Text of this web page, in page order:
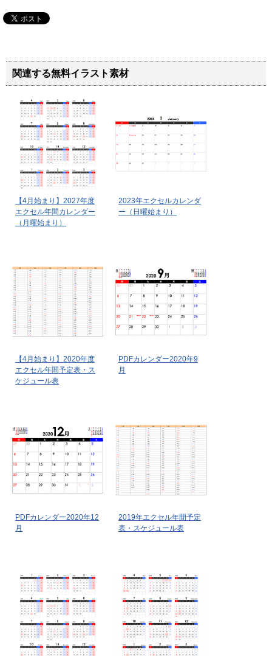
関連する無料イラスト素材
【4月始まり】2027年度
エクセル年間カレンダー
（月曜始まり）
2023年エクセルカレンダ
ー（日曜始まり）
【4月始まり】2020年度
エクセル年間予定表・ス
ケジュール表
PDFカレンダー2020年9
月
PDFカレンダー2020年12
月
2019年エクセル年間予定
表・スケジュール表